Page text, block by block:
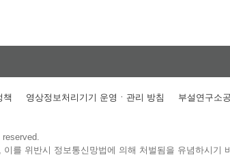
책 영상정보처리기기 운영ㆍ관리 방침 부설연구소
를 위반시 정보통신망법에 의해 처벌됨을 유념하시기